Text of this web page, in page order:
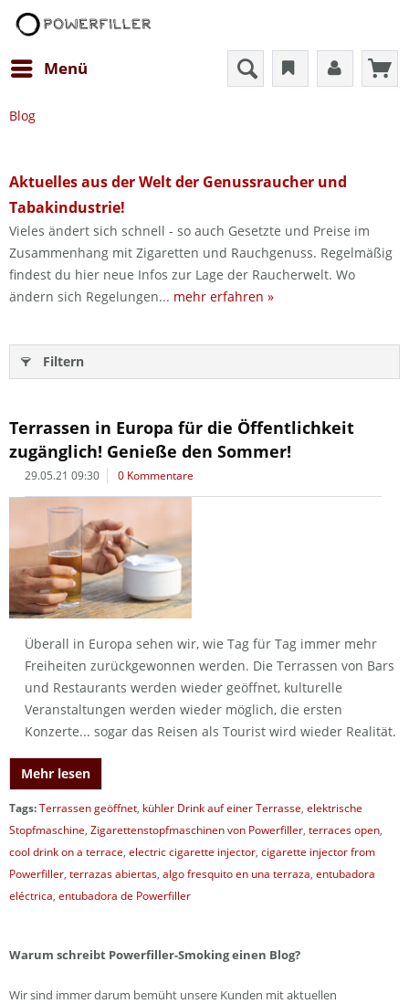
Menü
Blog
Aktuelles aus der Welt der Genussraucher und
Tabakindustrie!
Vieles ändert sich schnell - so auch Gesetzte und Preise im
Zusammenhang mit Zigaretten und Rauchgenuss. Regelmäßig
findest du hier neue Infos zur Lage der Raucherwelt. Wo
ändern sich Regelungen... mehr erfahren »
Filtern
Terrassen in Europa für die Öffentlichkeit
zugänglich! Genieße den Sommer!
29.05.21 09:30 0 Kommentare
Überall in Europa sehen wir, wie Tag für Tag immer mehr
Freiheiten zurückgewonnen werden. Die Terrassen von Bars
und Restaurants werden wieder geöffnet, kulturelle
Veranstaltungen werden wieder möglich, die ersten
Konzerte... sogar das Reisen als Tourist wird wieder Realität.
Mehr lesen
Tags:Terrassen geöffnet, kühler Drink auf einer Terrasse, elektrische
Stopfmaschine, Zigarettenstopfmaschinen von Powerfiller, terraces open,
cool drink on a terrace, electric cigarette injector, cigarette injector from
Powerfiller, terrazas abiertas, algo fresquito en una terraza, entubadora
eléctrica, entubadora de Powerfiller
Warum schreibt Powerfiller-Smoking einen Blog?
Wir sind immer darum bemüht unsere Kunden mit aktuellen